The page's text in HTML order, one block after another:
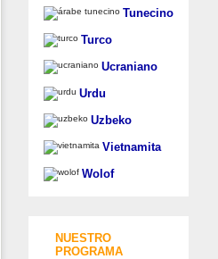
Tunecino
Turco
Ucraniano
Urdu
Uzbeko
Vietnamita
Wolof
NUESTRO
PROGRAMA